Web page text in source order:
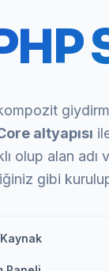
altyapısı
olup alan adı
gibi